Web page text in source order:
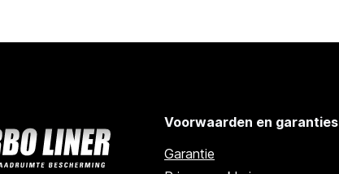
Voorwaarden en garanties
Garantie